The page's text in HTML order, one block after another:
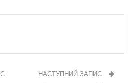
НАСТУПНИЙ ЗАПИС